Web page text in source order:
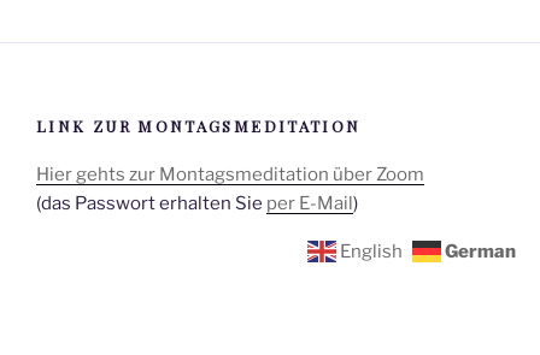
LINK ZUR MONTAGSMEDITATION
Hier gehts zur Montagsmeditation über Zoom
(das Passwort erhalten Sie per E-Mail )
English German